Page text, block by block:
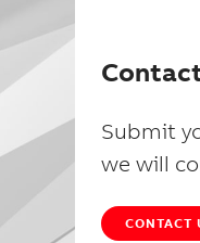
Submit
we will
CONTACT